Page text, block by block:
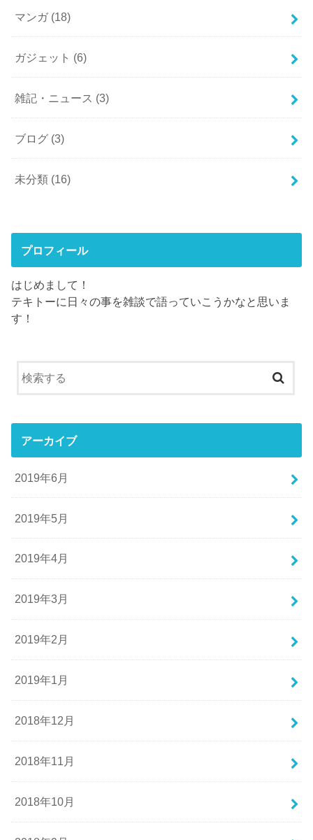
マンガ (18)
ガジェット (6)
雑記・ニュース (3)
ブログ (3)
未分類 (16)
プロフィール
はじめまして！
テキトーに日々の事を雑談で語っていこうかなと思いま
す！
アーカイブ
2019年6月
2019年5月
2019年4月
2019年3月
2019年2月
2019年1月
2018年12月
2018年11月
2018年10月